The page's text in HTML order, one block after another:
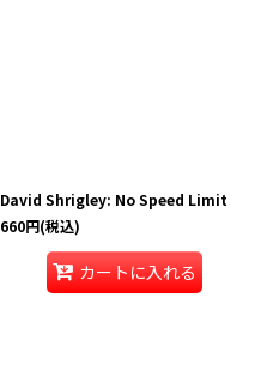
David Shrigley: No Speed Limit
660円(税込)
カートに入れる